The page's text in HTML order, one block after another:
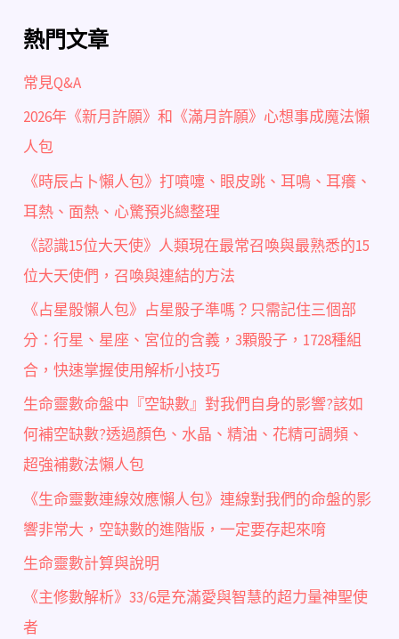
熱門文章
常見Q&A
2026年《新月許願》和《滿月許願》心想事成魔法懶
人包
《時辰占卜懶人包》打噴嚏、眼皮跳、耳鳴、耳癢、
耳熱、面熱、心驚預兆總整理
《認識15位大天使》人類現在最常召喚與最熟悉的15
位大天使們，召喚與連結的方法
《占星骰懶人包》占星骰子準嗎？只需記住三個部
分：行星、星座、宮位的含義，3顆骰子，1728種組
合，快速掌握使用解析小技巧
生命靈數命盤中『空缺數』對我們自身的影響?該如
何補空缺數?透過顏色、水晶、精油、花精可調頻、
超強補數法懶人包
《生命靈數連線效應懶人包》連線對我們的命盤的影
響非常大，空缺數的進階版，一定要存起來唷
生命靈數計算與說明
《主修數解析》33/6是充滿愛與智慧的超力量神聖使
者